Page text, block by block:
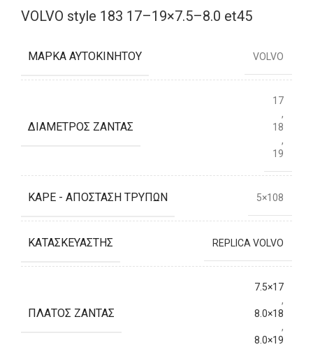
VOLVO style 183 17–19×7.5–8.0 et45
ΜΆΡΚΑ ΑΥΤΟΚΙΝΉΤΟΥ VOLVO
ΔΙΆΜΕΤΡΟΣ ΖΆΝΤΑΣ
17
,
18
,
19
ΚΑΡΈ - ΑΠΌΣΤΑΣΗ ΤΡΥΠΏΝ 5×108
ΚΑΤΑΣΚΕΥΑΣΤΉΣ REPLICA VOLVO
ΠΛΆΤΟΣ ΖΆΝΤΑΣ
7.5×17
,
8.0×18
,
8.0×19